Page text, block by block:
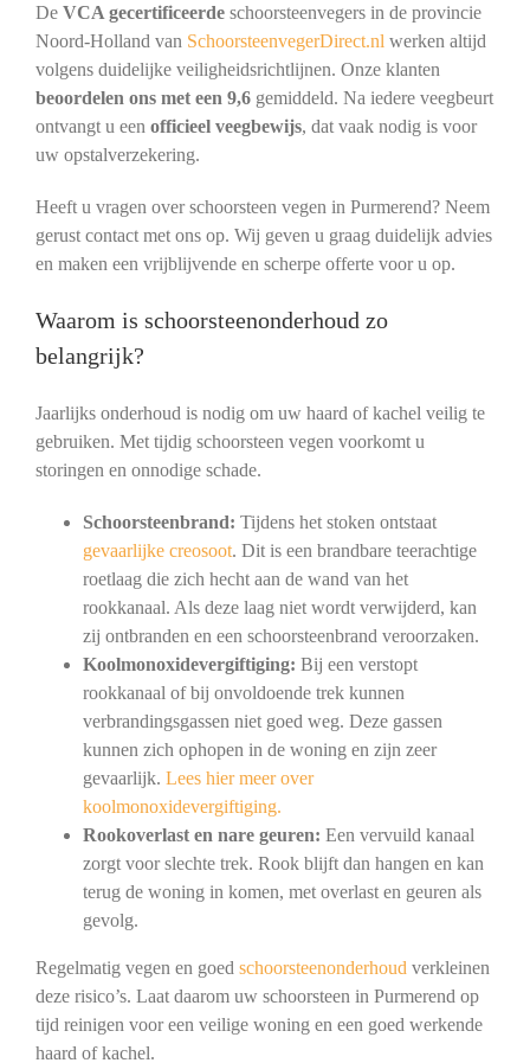
De VCA gecertificeerdeschoorsteenvegers in de provincie
Noord-Holland van SchoorsteenvegerDirect.nl werken altijd
volgens duidelijke veiligheidsrichtlijnen. Onze klanten
beoordelen ons met een 9,6gemiddeld. Na iedere veegbeurt
ontvangt u een officieel veegbewijs, dat vaak nodig is voor
uw opstalverzekering.
Heeft u vragen over schoorsteen vegen in Purmerend? Neem
gerust contact met ons op. Wij geven u graag duidelijk advies
en maken een vrijblijvende en scherpe offerte voor u op.
Waarom is schoorsteenonderhoud zo
belangrijk?
Jaarlijks onderhoud is nodig om uw haard of kachel veilig te
gebruiken. Met tijdig schoorsteen vegen voorkomt u
storingen en onnodige schade.
Schoorsteenbrand: Tijdens het stoken ontstaat
gevaarlijke creosoot. Dit is een brandbare teerachtige
roetlaag die zich hecht aan de wand van het
rookkanaal. Als deze laag niet wordt verwijderd, kan
zij ontbranden en een schoorsteenbrand veroorzaken.
Koolmonoxidevergiftiging: Bij een verstopt
rookkanaal of bij onvoldoende trek kunnen
verbrandingsgassen niet goed weg. Deze gassen
kunnen zich ophopen in de woning en zijn zeer
gevaarlijk. Lees hier meer over
koolmonoxidevergiftiging.
Rookoverlast en nare geuren: Een vervuild kanaal
zorgt voor slechte trek. Rook blijft dan hangen en kan
terug de woning in komen, met overlast en geuren als
gevolg.
Regelmatig vegen en goed schoorsteenonderhoud verkleinen
deze risico’s. Laat daarom uw schoorsteen in Purmerend op
tijd reinigen voor een veilige woning en een goed werkende
haard of kachel.